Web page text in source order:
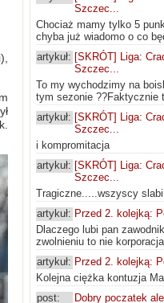
Szczec...
Chociaż mamy tylko 5
chyba już wiadomo o co
artykuł: [SKRÓT] Liga:
Szczec...
To my wychodzimy na
tym sezonie ??Faktycznie
artykuł: [SKRÓT] Liga:
Szczec...
i kompromitacja
artykuł: [SKRÓT] Liga:
Szczec...
Tragiczne.....wszyscy slabi
artykuł: Przed 2. kolejką:
Dlaczego lubi pan
zwolnieniu to nie
artykuł: Przed 2. kolejką:
Kolejna ciężka kontuzja
post:
Dobry poczatek